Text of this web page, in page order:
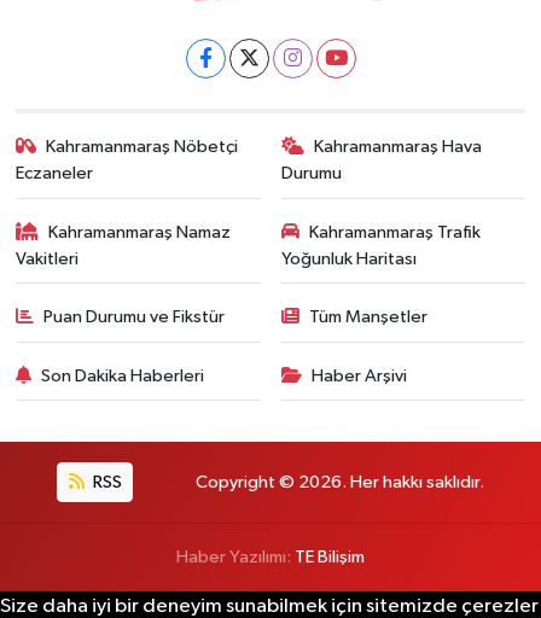
Kahramanmaraş Nöbetçi
Eczaneler
Kahramanmaraş Hava
Durumu
Kahramanmaraş Namaz
Vakitleri
Kahramanmaraş Trafik
Yoğunluk Haritası
Puan Durumu ve Fikstür Tüm Manşetler
Son Dakika Haberleri Haber Arşivi
RSS Copyright © 2026. Her hakkı saklıdır.
Haber Yazılımı: TE Bilişim
Size daha iyi bir deneyim sunabilmek için sitemizde çerezler